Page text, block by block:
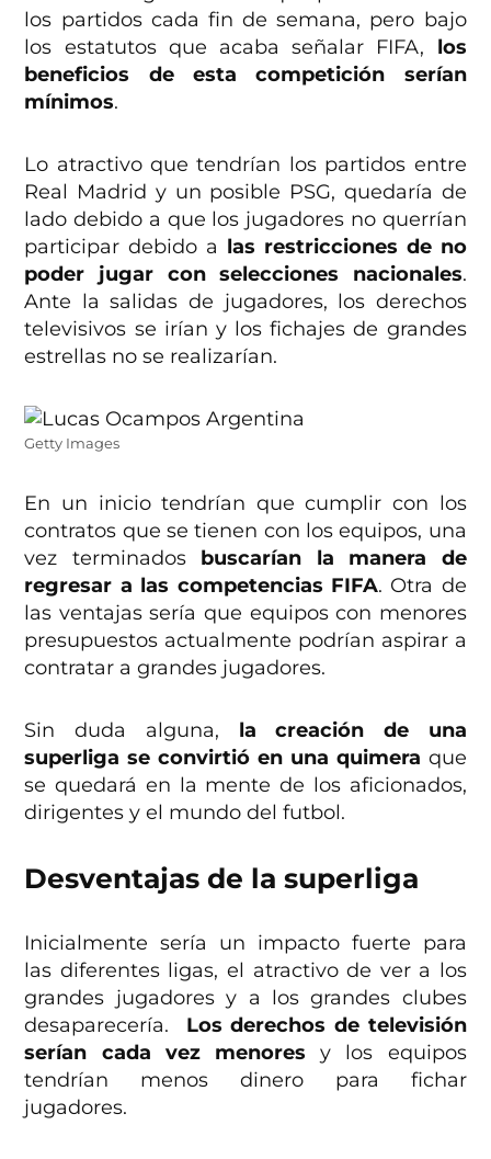
los partidos cada fin de semana, pero bajo
los estatutos que acaba señalar FIFA, los
beneficios de esta competición serían
mínimos.
Lo atractivo que tendrían los partidos entre
Real Madrid y un posible PSG, quedaría de
lado debido a que los jugadores no querrían
participar debido a las restricciones de no
poder jugar con selecciones nacionales.
Ante la salidas de jugadores, los derechos
televisivos se irían y los fichajes de grandes
estrellas no se realizarían.
Getty Images
En un inicio tendrían que cumplir con los
contratos que se tienen con los equipos, una
vez terminados buscarían la manera de
regresar a las competencias FIFA. Otra de
las ventajas sería que equipos con menores
presupuestos actualmente podrían aspirar a
contratar a grandes jugadores.
Sin duda alguna, la creación de una
superliga se convirtió en una quimera que
se quedará en la mente de los aficionados,
dirigentes y el mundo del futbol.
Desventajas de la superliga
Inicialmente sería un impacto fuerte para
las diferentes ligas, el atractivo de ver a los
grandes jugadores y a los grandes clubes
desaparecería. Los derechos de televisión
serían cada vez menores y los equipos
tendrían menos dinero para fichar
jugadores.